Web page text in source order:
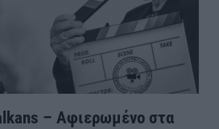
– Αφιερωμένο στα